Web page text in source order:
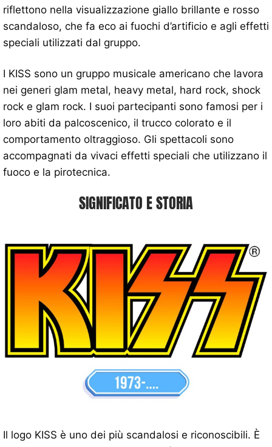
riflettono nella visualizzazione giallo brillante e rosso
scandaloso, che fa eco ai fuochi d’artificio e agli effetti
speciali utilizzati dal gruppo.
I KISS sono un gruppo musicale americano che lavora
nei generi glam metal, heavy metal, hard rock, shock
rock e glam rock. I suoi partecipanti sono famosi per i
loro abiti da palcoscenico, il trucco colorato e il
comportamento oltraggioso. Gli spettacoli sono
accompagnati da vivaci effetti speciali che utilizzano il
fuoco e la pirotecnica.
SIGNIFICATO E STORIA
Il logo KISS è uno dei più scandalosi e riconoscibili. È